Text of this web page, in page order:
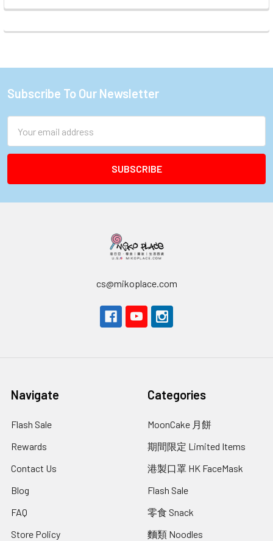
Footer
Subscribe To Our Newsletter
Address
cs@mikoplace.com
Navigate
Flash Sale
Rewards
Contact Us
Blog
FAQ
Store Policy
Categories
MoonCake 月餅
期間限定 Limited Items
港製口罩 HK FaceMask
Flash Sale
零食 Snack
麵類 Noodles